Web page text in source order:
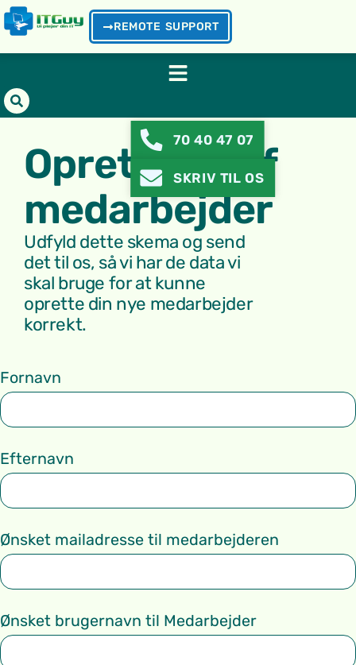
REMOTE SUPPORT
Oprettelse af
medarbejder
Udfyld dette skema og send
det til os, så vi har de data vi
skal bruge for at kunne
oprette din nye medarbejder
korrekt.
Fornavn
Efternavn
Ønsket mailadresse til medarbejderen
Ønsket brugernavn til Medarbejder
70 40 47 07
SKRIV TIL OS